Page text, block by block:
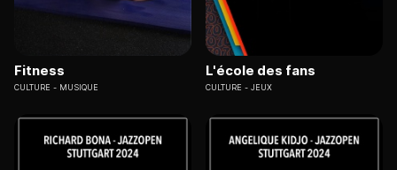
Fitness
CULTURE MUSIQUE
L'école des fans
CULTURE JEUX